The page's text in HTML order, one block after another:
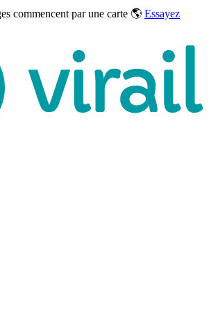
commencent par une carte 🌎 Essayez